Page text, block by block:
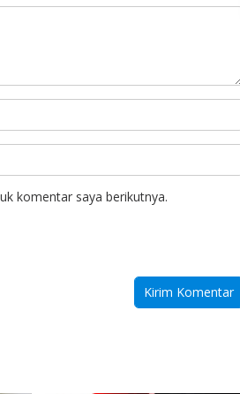
komentar saya berikutnya.